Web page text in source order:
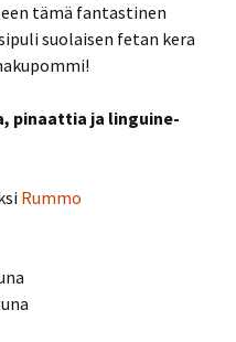
tämä fantastinen
suolaisen fetan kera
pinaattia ja linguine-
Rummo